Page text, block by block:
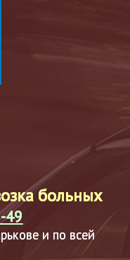
больных
49
и по всей